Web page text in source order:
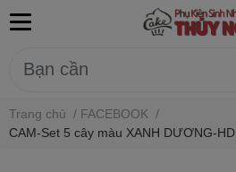
Trang chủ / FACEBOOK /
CAM-Set 5 cây màu XANH DƯƠNG-HD.